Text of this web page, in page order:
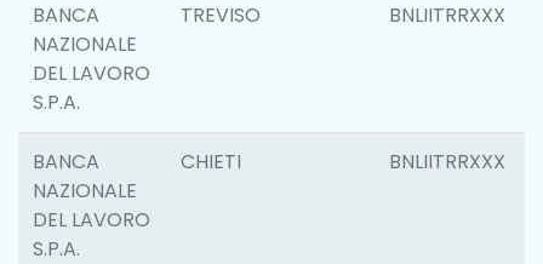
BANCA
NAZIONALE
DEL LAVORO
S.P.A.
TREVISO BNLIITRRXXX
BANCA
NAZIONALE
DEL LAVORO
S.P.A.
CHIETI BNLIITRRXXX